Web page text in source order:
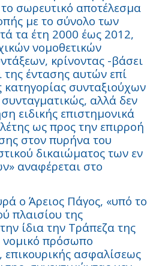
σωρευτικό αποτέλεσμα
με το σύνολο των
τα έτη 2000 έως 2012,
νομοθετικών
κρίνοντας -βάσει
της έντασης αυτών επί
κατηγορίας συνταξιούχων
αλλά δεν
ειδικής επιστημονικά
ως προς την επιρροή
στον πυρήνα του
δικαιώματος των εν
αναφέρεται στο
ο Άρειος Πάγος, «υπό το
πλαισίου της
ίδια την Τράπεζα της
νοµικό πρόσωπο
επικουρικής ασφαλίσεως